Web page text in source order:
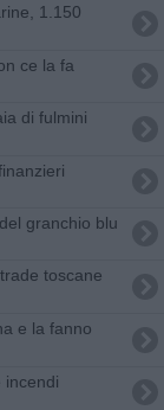
1.150
ce la fa
di fulmini
granchio blu
toscane
e la fanno
incendi